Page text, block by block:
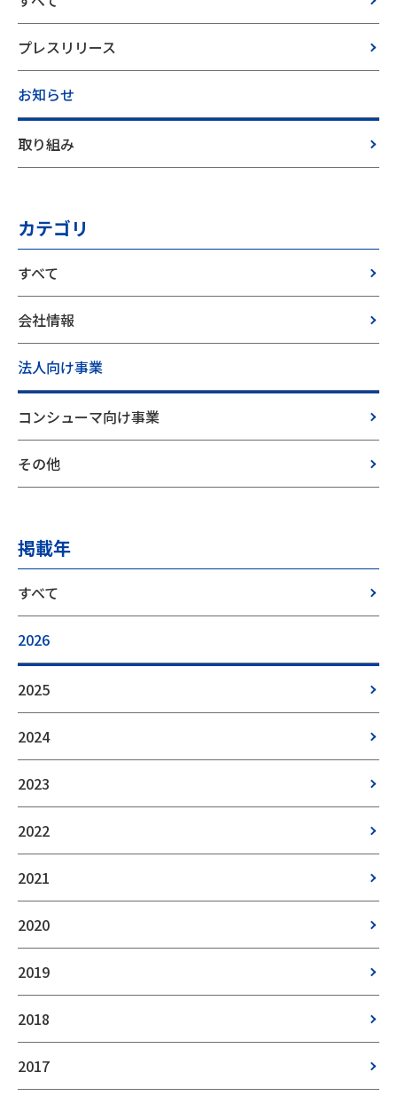
プレスリリース
お知らせ
取り組み
カテゴリ
すべて
会社情報
法人向け事業
コンシューマ向け事業
その他
掲載年
すべて
2026
2025
2024
2023
2022
2021
2020
2019
2018
2017